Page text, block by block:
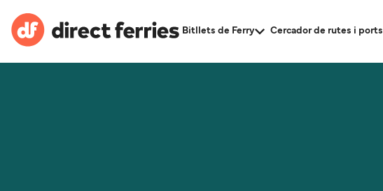
Bitllets de Ferry Cercador de rutes i ports